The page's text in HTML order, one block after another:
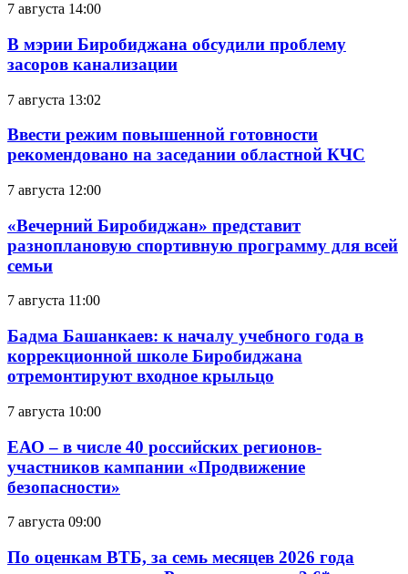
7 августа 14:00
В мэрии Биробиджана обсудили проблему
засоров канализации
7 августа 13:02
Ввести режим повышенной готовности
рекомендовано на заседании областной КЧС
7 августа 12:00
«Вечерний Биробиджан» представит
разноплановую спортивную программу для всей
семьи
7 августа 11:00
Бадма Башанкаев: к началу учебного года в
коррекционной школе Биробиджана
отремонтируют входное крыльцо
7 августа 10:00
ЕАО – в числе 40 российских регионов-
участников кампании «Продвижение
безопасности»
7 августа 09:00
По оценкам ВТБ, за семь месяцев 2026 года